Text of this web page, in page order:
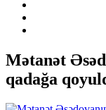
Mətanət
qadağa